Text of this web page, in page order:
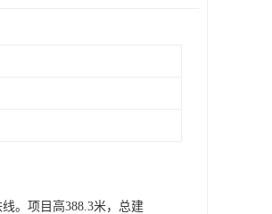
。项目高388.3米，总建